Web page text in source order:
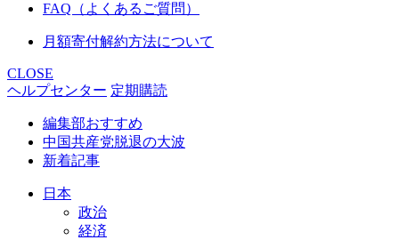
FAQ（よくあるご質問）
月額寄付解約方法について
CLOSE
ヘルプセンター 定期購読
編集部おすすめ
中国共産党脱退の大波
新着記事
日本
政治
経済